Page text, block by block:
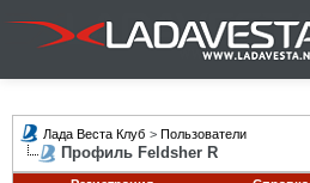
Лада Веста Клуб > Пользователи
Профиль Feldsher R